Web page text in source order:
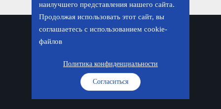
наилучшего представления нашего сайта.
Продолжая использовать этот сайт, вы
соглашаетесь с использованием cookie-
файлов
Согласиться
Политика конфиденциальности